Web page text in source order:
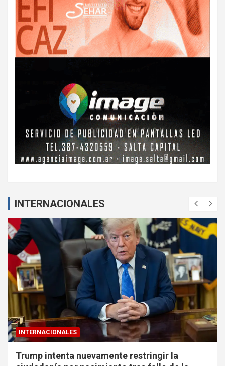
INTERNACIONALES
INTERNACIONALES
Trump intenta nuevamente restringir la